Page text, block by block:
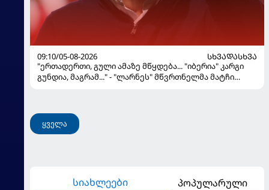
09:10/05-08-2026
ᲡᲮᲕᲐᲓᲐᲡᲮᲕᲐ
"ერთადერთი, გული ამაზე მწყდება... "იბერია" კარგი
გუნდია, მაგრამ..." - "ლარნეს" მწვრთნელმა მატჩი
ყველა
სიახლეები პოპულარული